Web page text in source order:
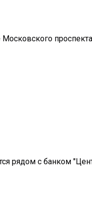
Московского
рядом с банком